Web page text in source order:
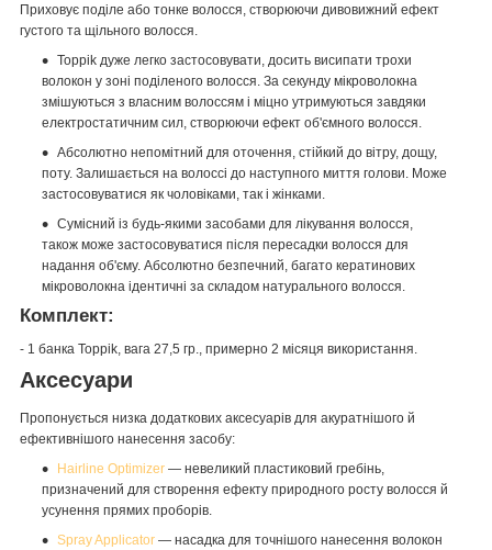
Приховує поділе або тонке волосся, створюючи дивовижний ефект
густого та щільного волосся.
Toppik дуже легко застосовувати, досить висипати трохи
волокон у зоні поділеного волосся. За секунду мікроволокна
змішуються з власним волоссям і міцно утримуються завдяки
електростатичним сил, створюючи ефект об'ємного волосся.
Абсолютно непомітний для оточення, стійкий до вітру, дощу,
поту. Залишається на волоссі до наступного миття голови. Може
застосовуватися як чоловіками, так і жінками.
Сумісний із будь-якими засобами для лікування волосся,
також може застосовуватися після пересадки волосся для
надання об'єму. Абсолютно безпечний, багато кератинових
мікроволокна ідентичні за складом натурального волосся.
Комплект:
- 1 банка Toppik, вага 27,5 гр., примерно 2 місяця використання.
Аксесуари
Пропонується низка додаткових аксесуарів для акуратнішого й
ефективнішого нанесення засобу:
Hairline Optimizer — невеликий пластиковий гребінь,
призначений для створення ефекту природного росту волосся й
усунення прямих проборів.
Spray Applicator — насадка для точнішого нанесення волокон